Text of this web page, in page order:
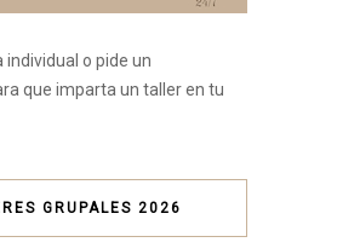
individual o pide un
que imparta un taller en tu
GRUPALES 2026